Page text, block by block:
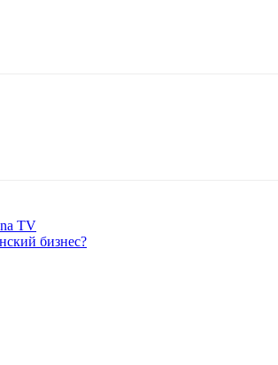
TV
бизнес?